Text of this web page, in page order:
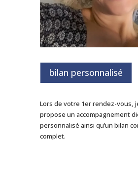
bilan personnalisé
Lors de votre 1er rendez-vous,
propose un accompagnement
personnalisé ainsi qu’un bilan
complet.